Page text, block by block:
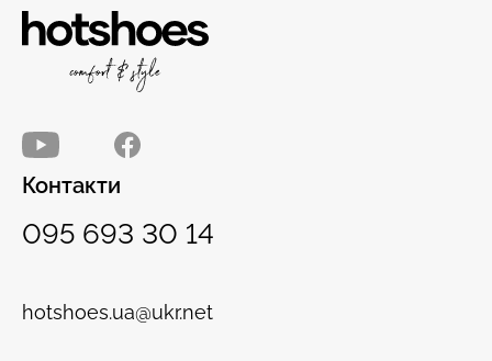
Контакти
095 693 30 14
hotshoes.ua@ukr.net